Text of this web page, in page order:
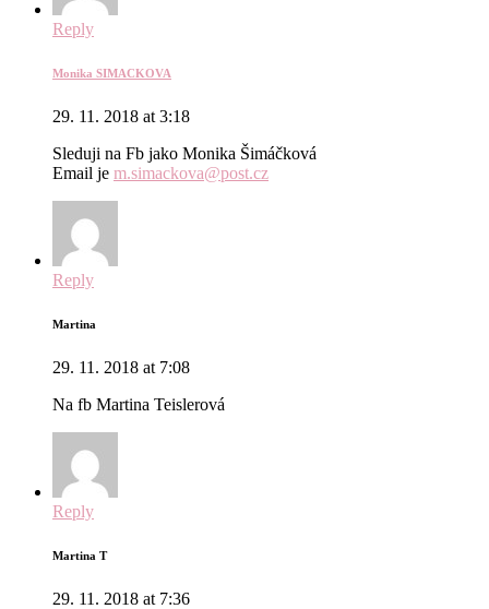
Reply
Monika SIMACKOVA
29. 11. 2018 at 3:18
Sleduji na Fb jako Monika Šimáčková
Email je m.simackova@post.cz
Reply
Martina
29. 11. 2018 at 7:08
Na fb Martina Teislerová
Reply
Martina T
29. 11. 2018 at 7:36